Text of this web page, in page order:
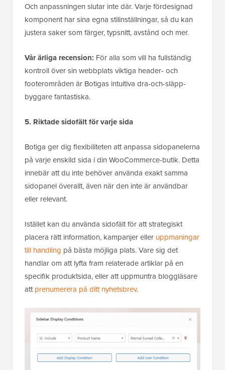
Och anpassningen slutar inte där. Varje fördesignad
komponent har sina egna stilinställningar, så du kan
justera saker som färger, typsnitt, avstånd och mer.
Vår ärliga recension: För alla som vill ha fullständig
kontroll över sin webbplats viktiga header- och
footerområden är Botigas intuitiva dra-och-släpp-
byggare fantastiska.
5. Riktade sidofält för varje sida
Botiga ger dig flexibiliteten att anpassa sidopanelerna
på varje enskild sida i din WooCommerce-butik. Detta
innebär att du inte behöver använda exakt samma
sidopanel överallt, även när den inte är användbar
eller relevant.
Istället kan du använda sidofält för att strategiskt
placera rätt information, kampanjer eller uppmaningar
till handling på bästa möjliga plats. Vare sig det
handlar om att lyfta fram relaterade artiklar på en
specifik produktsida, eller att uppmuntra bloggläsare
attprenumerera på ditt nyhetsbrev.